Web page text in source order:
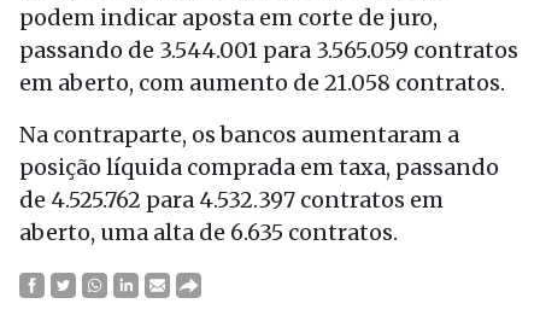
podem indicar aposta em corte de juro,
passando de 3.544.001 para 3.565.059 contratos
em aberto, com aumento de 21.058 contratos.
Na contraparte, os bancos aumentaram a
posição líquida comprada em taxa, passando
de 4.525.762 para 4.532.397 contratos em
aberto, uma alta de 6.635 contratos.